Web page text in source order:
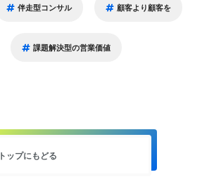
伴走型コンサル 顧客より顧客を
課題解決型の営業価値
トップにもどる